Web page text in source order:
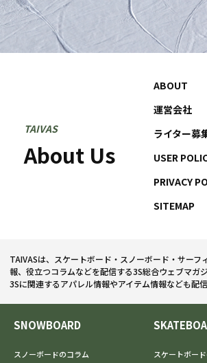
TAIVAS
About Us
ABOUT
運営会社
ライター募
USER
PRIVACY
SITEMAP
TAIVASは、スケートボード・スノーボード・サーフ
報、役立つコラムなどを配信する3S総合ウェブマガジ
3Sに関連するアパレル情報やアイテム情報なども配信
SNOWBOARD
スノーボードのコラム
スケートボー